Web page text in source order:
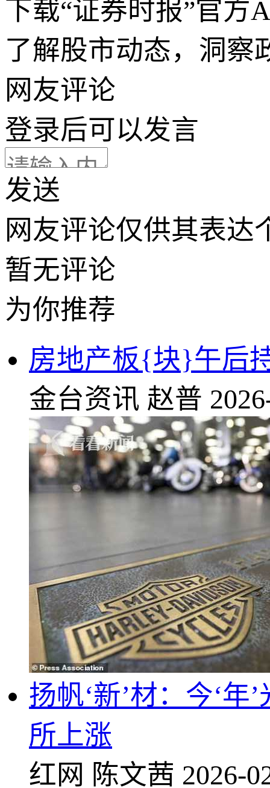
下载“证券时报”官方
了解股市动态，洞察
网友评论
登录后可以发言
发送
网友评论仅供其表达
暂无评论
为你推荐
房地产板{块}午后
金台资讯 赵普
扬帆‘新’材：今‘
所上涨
红网 陈文茜 2026-